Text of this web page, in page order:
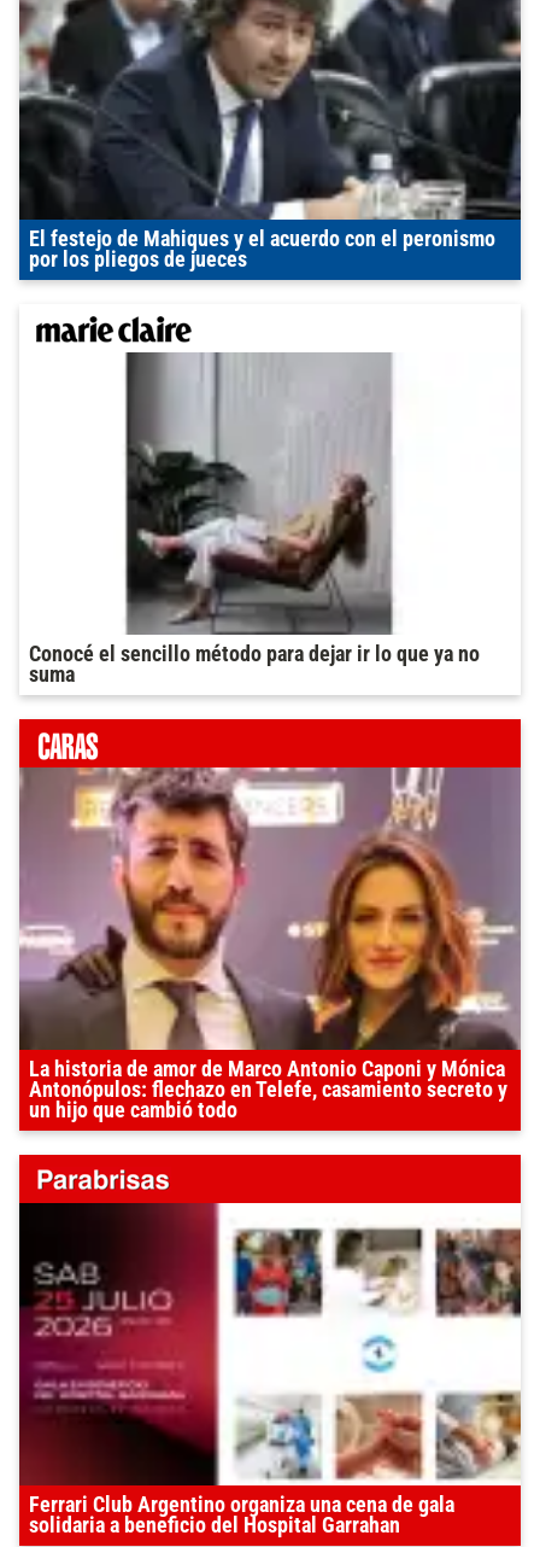
El festejo de Mahiques y el acuerdo con el peronismo
por los pliegos de jueces
Conocé el sencillo método para dejar ir lo que ya no
suma
La historia de amor de Marco Antonio Caponi y Mónica
Antonópulos: flechazo en Telefe, casamiento secreto y
un hijo que cambió todo
Ferrari Club Argentino organiza una cena de gala
solidaria a beneficio del Hospital Garrahan